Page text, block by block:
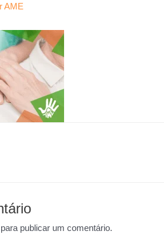
AME
para publicar um comentário.